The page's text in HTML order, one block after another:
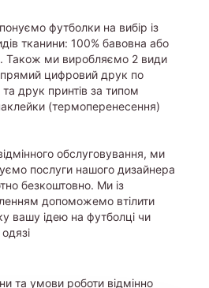
футболки на вибір із
тканини: 100% бавовна або
Також ми виробляємо 2 види
цифровий друк по
та друк принтів за типом
(термоперенесення)
обслуговування, ми
послуги нашого дизайнера
безкоштовно. Ми із
допоможемо втілити
вашу ідею на футболці чи
та умови роботи відмінно